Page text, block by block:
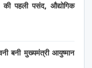
की पहली पसंद, औद्योगिक
बनी मुख्यमंत्री आयुष्मान